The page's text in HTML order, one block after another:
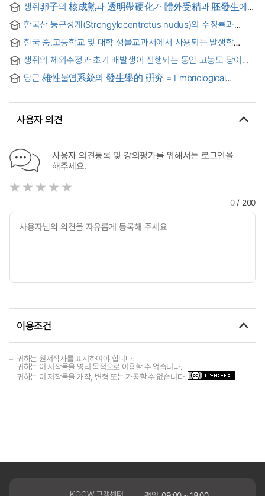
생쥐卵子의 核成熟과 透明帶硬化가 體外受精과 胚發生에
미치는 影響 = Effects of Nuclear Maturation and Zona
Hardening on In Vitro Fertilization and Subsequent
Embryonic Development of Mice Oocytes
한국산 둥근성게(Strongylocentrotus nudus)의 수정률과
발생률을 이용한 생물검정법 : Well plate를 이용한 방법의
표준화
한국 중.고등학교 및 대학 생물교과서에서 사용되는 발생학
용어의 일관성에 관한 연구
생쥐의 체외수정과 초기 배발생이 진행되는 동안 고농도 당이
ganglioside GM3 발현에 미치는 영향 = Effects of High
Glucose on Ganglioside GM3 Expression during in vitro
당근 雄性불염系統의 發生學的 硏究 = Embriological
사용자 의견
사용자 의견등록 및 강의평가를 위해서는 로그인을
해주세요.
0/ 200
이용조건
귀하는 원저작자를 표시하여야 합니다.
귀하는 이 저작물을 영리 목적으로 이용할 수 없습니다.
귀하는 이 저작물을 개작, 변형 또는 가공할 수 없습니다.